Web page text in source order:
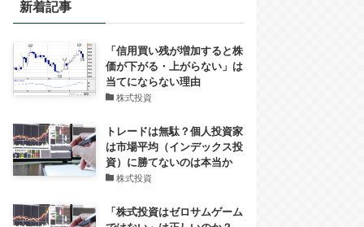
新着記事
「信用買い残が増加すると株
価が下がる・上がらない」は
当てにならない理由
株式投資
トレードは無駄？個人投資家
は市場平均（インデックス投
資）に勝てないのは本当か
株式投資
「株式投資はゼロサムゲーム